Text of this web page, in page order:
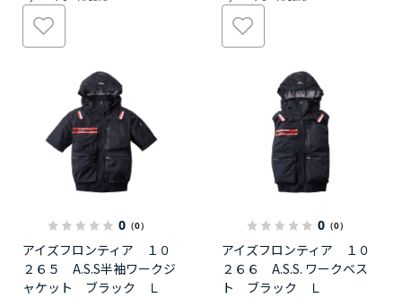
0 （0）
アイズフロンティア １０
２６５ A.S.S半袖ワークジ
ャケット ブラック Ｌ
0（0）
アイズフロンティア １０
２６６ A.S.S. ワークベス
ト ブラック Ｌ